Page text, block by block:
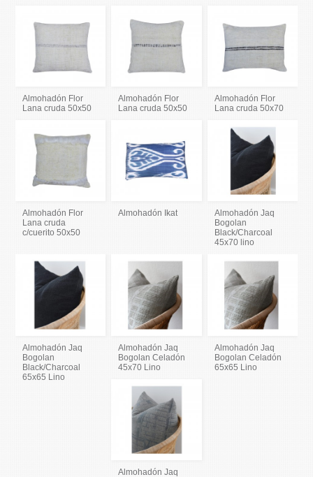
Almohadón Flor
Lana cruda 50x50
Almohadón Flor
Lana cruda 50x50
Almohadón Flor
Lana cruda 50x70
Almohadón Flor
Lana cruda
c/cuerito 50x50
Almohadón Ikat
Almohadón Jaq
Bogolan
Black/Charcoal
45x70 lino
Almohadón Jaq
Bogolan
Black/Charcoal
65x65 Lino
Almohadón Jaq
Bogolan Celadón
45x70 Lino
Almohadón Jaq
Bogolan Celadón
65x65 Lino
Almohadón Jaq